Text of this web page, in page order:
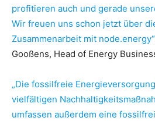
profitieren auch und gerade
Wir freuen uns schon jetzt über
Zusammenarbeit mit node.energy“
Gooßens, Head of Energy
„Die fossilfreie
vielfältigen
umfassen außerdem eine